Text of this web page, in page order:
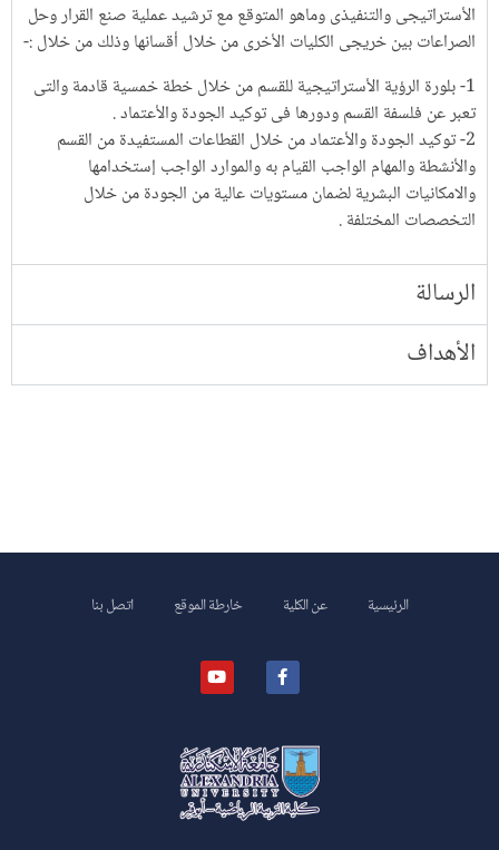
الأستراتيجى والتنفيذى وماهو المتوقع مع ترشيد عملية صنع القرار وحل
الصراعات بين خريجى الكليات الأخرى من خلال أقسانها وذلك من خلال :-
1- بلورة الرؤية الأستراتيجية للقسم من خلال خطة خمسية قادمة والتى
تعبر عن فلسفة القسم ودورها فى توكيد الجودة والأعتماد .
2- توكيد الجودة والأعتماد من خلال القطاعات المستفيدة من القسم
والأنشطة والمهام الواجب القيام به والموارد الواجب إستخدامها
والامكانيات البشرية لضمان مستويات عالية من الجودة من خلال
التخصصات المختلفة .
الرسالة
الأهداف
الرئيسية عن الكلية خارطة الموقع اتصل بنا